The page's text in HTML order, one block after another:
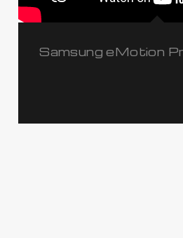
Samsung eMotion